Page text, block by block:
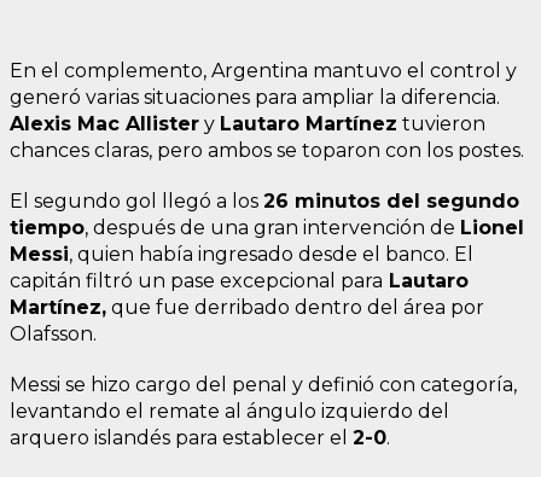
En el complemento, Argentina mantuvo el control y
generó varias situaciones para ampliar la diferencia.
Alexis Mac Allister y Lautaro Martínez tuvieron
chances claras, pero ambos se toparon con los postes.
El segundo gol llegó a los 26 minutos del segundo
tiempo, después de una gran intervención de Lionel
Messi, quien había ingresado desde el banco. El
capitán filtró un pase excepcional para Lautaro
Martínez, que fue derribado dentro del área por
Olafsson.
Messi se hizo cargo del penal y definió con categoría,
levantando el remate al ángulo izquierdo del
arquero islandés para establecer el 2-0.